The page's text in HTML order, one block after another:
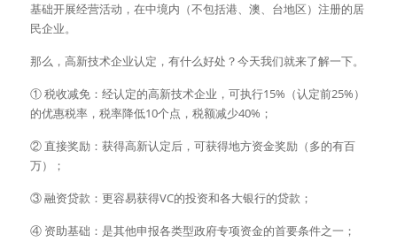
基础开展经营活动，在中境内（不包括港、澳、台地区）注册的居
民企业。
那么，高新技术企业认定，有什么好处？今天我们就来了解一下。
① 税收减免：经认定的高新技术企业，可执行15%（认定前25%）
的优惠税率，税率降低10个点，税额减少40%；
② 直接奖励：获得高新认定后，可获得地方资金奖励（多的有百
万）；
③ 融资贷款：更容易获得VC的投资和各大银行的贷款；
④ 资助基础：是其他申报各类型政府专项资金的首要条件之一；